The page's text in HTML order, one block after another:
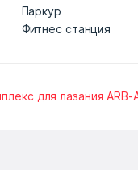
Паркур
Фитнес станция
для лазания